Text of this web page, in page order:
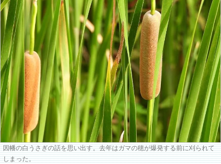
因幡の白うさぎの話を思い出す。去年はガマの穂が爆発する前に刈られて
しまった。